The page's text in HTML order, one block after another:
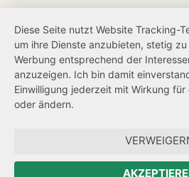
Netiquette
Transparenzanspruch
Hinweisgeberschutz
Forum Mitteleuropa
Der Sächsische
Diese Seite nutzt Website Tracking-
um ihre Dienste anzubieten, stetig
Werbung entsprechend der
anzuzeigen. Ich bin damit
Einwilligung jederzeit mit Wirkung
oder ändern.